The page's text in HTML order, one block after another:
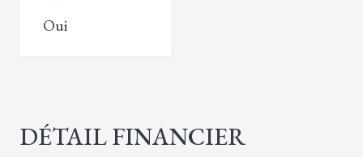
Oui
DÉTAIL FINANCIER